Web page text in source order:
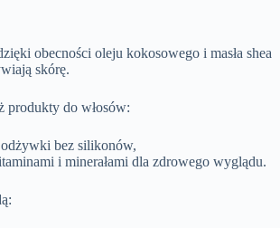
obecności oleju kokosowego i masła shea
skórę.
produkty do włosów:
bez silikonów,
i minerałami dla zdrowego wyglądu.